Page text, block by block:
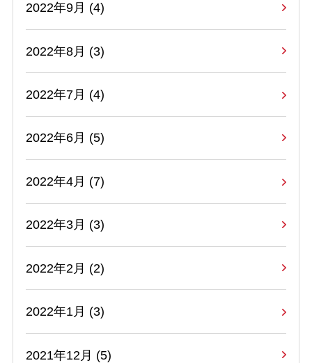
2022年9月 (4)
2022年8月 (3)
2022年7月 (4)
2022年6月 (5)
2022年4月 (7)
2022年3月 (3)
2022年2月 (2)
2022年1月 (3)
2021年12月 (5)